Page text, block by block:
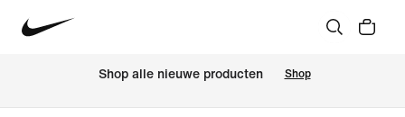
Shop alle nieuwe producten Shop